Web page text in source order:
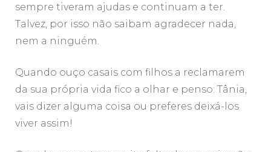
sempre tiveram ajudas e continuam a ter.
Talvez, por isso não saibam agradecer nada,
nem a ninguém.
Quando ouço casais com filhos a reclamarem
da sua própria vida fico a olhar e penso: Tânia,
vais dizer alguma coisa ou preferes deixá-los
viver assim!